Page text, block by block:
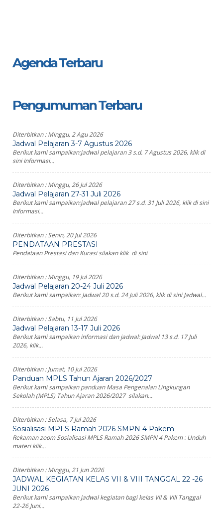
Agenda Terbaru
Pengumuman Terbaru
Diterbitkan :Minggu, 2 Agu 2026
Jadwal Pelajaran 3-7 Agustus 2026
Berikut kami sampaikan:jadwal pelajaran 3 s.d. 7 Agustus 2026, klik di
sini Informasi...
Diterbitkan :Minggu, 26 Jul 2026
Jadwal Pelajaran 27-31 Juli 2026
Berikut kami sampaikan:jadwal pelajaran 27 s.d. 31 Juli 2026, klik di sini
Informasi...
Diterbitkan :Senin, 20 Jul 2026
PENDATAAN PRESTASI
Pendataan Prestasi dan Kurasi silakan klik di sini
Diterbitkan :Minggu, 19 Jul 2026
Jadwal Pelajaran 20-24 Juli 2026
Berikut kami sampaikan: Jadwal 20 s.d. 24 Juli 2026, klik di sini Jadwal...
Diterbitkan :Sabtu, 11 Jul 2026
Jadwal Pelajaran 13-17 Juli 2026
Berikut kami sampaikan informasi dan jadwal: Jadwal 13 s.d. 17 Juli
2026, klik...
Diterbitkan :Jumat, 10 Jul 2026
Panduan MPLS Tahun Ajaran 2026/2027
Berikut kami sampaikan panduan Masa Pengenalan Lingkungan
Sekolah (MPLS) Tahun Ajaran 2026/2027 silakan...
Diterbitkan :Selasa, 7 Jul 2026
Sosialisasi MPLS Ramah 2026 SMPN 4 Pakem
Rekaman zoom Sosialisasi MPLS Ramah 2026 SMPN 4 Pakem : Unduh
materi klik...
Diterbitkan :Minggu, 21 Jun 2026
JADWAL KEGIATAN KELAS VII & VIII TANGGAL 22 -26
JUNI 2026
Berikut kami sampaikan jadwal kegiatan bagi kelas VII & VIII Tanggal
22-26 Juni...